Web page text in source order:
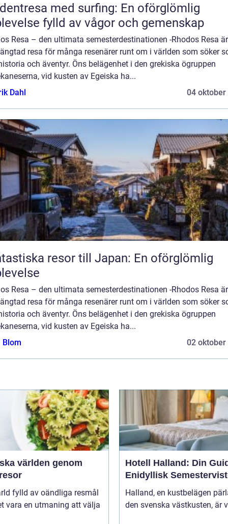
med surfing: En oförglömlig
fylld av vågor och gemenskap
Resa – den ultimata semesterdestinationen -Rhodos Resa
resa för många resenärer runt om i världen som söker
och äventyr. Öns belägenhet i den grekiska ögruppen
vid kusten av Egeiska ha...
Dahl
04 oktober
resor till Japan: En oförglömlig
Resa – den ultimata semesterdestinationen -Rhodos Resa
resa för många resenärer runt om i världen som söker
och äventyr. Öns belägenhet i den grekiska ögruppen
vid kusten av Egeiska ha...
Blom
02 oktober
världen genom
fylld av oändliga resmål
vara en utmaning att välja
Hotell Halland: Din
Enidyllisk
Halland, en kustbelägen
den svenska västkusten, är